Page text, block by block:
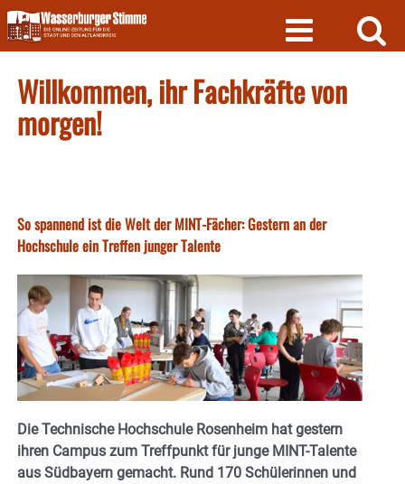
Skip
to
content
Willkommen, ihr Fachkräfte von
morgen!
So spannend ist die Welt der MINT-Fächer: Gestern an der
Hochschule ein Treffen junger Talente
Die Technische Hochschule Rosenheim hat gestern
ihren Campus zum Treffpunkt für junge MINT-Talente
aus Südbayern gemacht. Rund 170 Schülerinnen und